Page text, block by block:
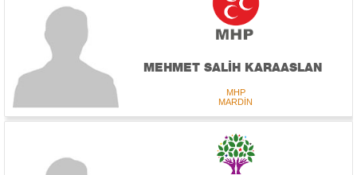
MEHMET SALİH KARAASLAN
MHP
MARDİN